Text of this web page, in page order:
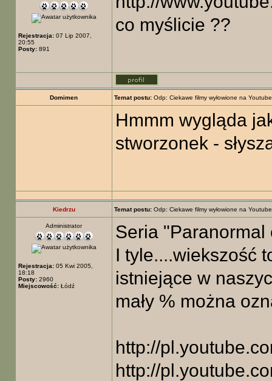
Rejestracja: 07 Lip 2007,
20:55
Posty: 891
co myślicie ??
Domimen Temat postu: Odp: Ciekawe filmy wyłowione na Youtube
Hmmm wygląda
stworzonek -
Kiedrzu Temat postu: Odp: Ciekawe filmy wyłowione na Youtube
Administrator
Rejestracja: 05 Kwi 2005,
18:18
Posty: 2960
Miejscowość: Łódź
Seria "Paranormal
I tyle....wiekszość
istniejące w
mały % można
http://
http://